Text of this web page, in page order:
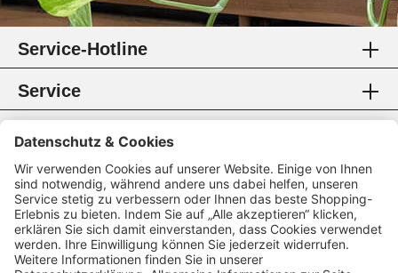
Service-Hotline
Service
Information
Rechtliches
Zahlungsmethoden
Zertifikate